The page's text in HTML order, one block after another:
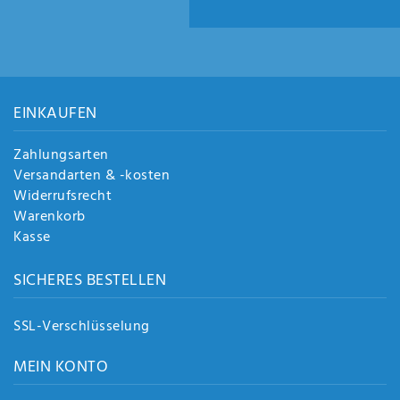
EINKAUFEN
Zahlungsarten
Versandarten & -kosten
Widerrufsrecht
Warenkorb
Kasse
SICHERES BESTELLEN
SSL-Verschlüsselung
MEIN KONTO